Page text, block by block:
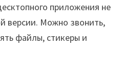
приложения не
версии. Можно звонить,
файлы, стикеры и